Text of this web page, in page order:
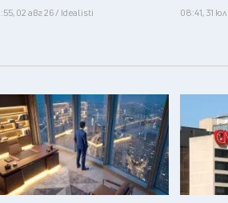
02 авг 26 / Idealisti 08:41, 31